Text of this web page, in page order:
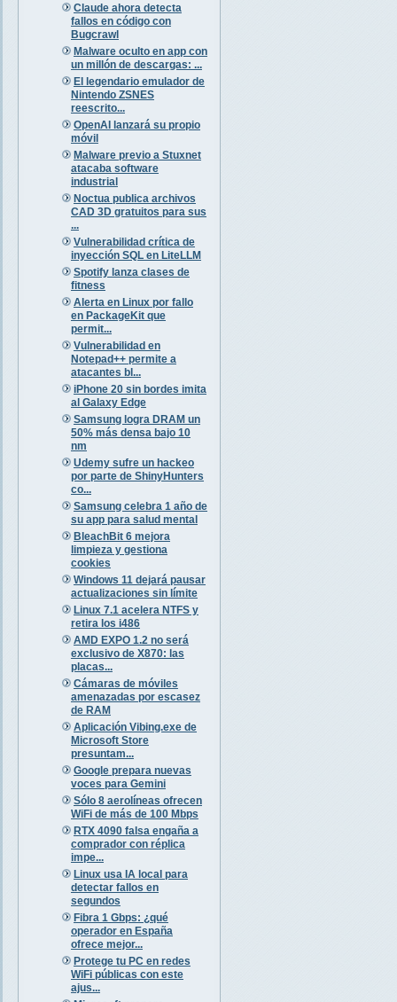
Claude ahora detecta
fallos en código con
Bugcrawl
Malware oculto en app con
un millón de descargas: ...
El legendario emulador de
Nintendo ZSNES
reescrito...
OpenAI lanzará su propio
móvil
Malware previo a Stuxnet
atacaba software
industrial
Noctua publica archivos
CAD 3D gratuitos para sus
...
Vulnerabilidad crítica de
inyección SQL en LiteLLM
Spotify lanza clases de
fitness
Alerta en Linux por fallo
en PackageKit que
permit...
Vulnerabilidad en
Notepad++ permite a
atacantes bl...
iPhone 20 sin bordes imita
al Galaxy Edge
Samsung logra DRAM un
50% más densa bajo 10
nm
Udemy sufre un hackeo
por parte de ShinyHunters
co...
Samsung celebra 1 año de
su app para salud mental
BleachBit 6 mejora
limpieza y gestiona
cookies
Windows 11 dejará pausar
actualizaciones sin límite
Linux 7.1 acelera NTFS y
retira los i486
AMD EXPO 1.2 no será
exclusivo de X870: las
placas...
Cámaras de móviles
amenazadas por escasez
de RAM
Aplicación Vibing.exe de
Microsoft Store
presuntam...
Google prepara nuevas
voces para Gemini
Sólo 8 aerolíneas ofrecen
WiFi de más de 100 Mbps
RTX 4090 falsa engaña a
comprador con réplica
impe...
Linux usa IA local para
detectar fallos en
segundos
Fibra 1 Gbps: ¿qué
operador en España
ofrece mejor...
Protege tu PC en redes
WiFi públicas con este
ajus...